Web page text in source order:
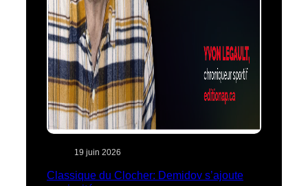
19 juin 2026
Classique du Clocher: Demidov s’ajoute